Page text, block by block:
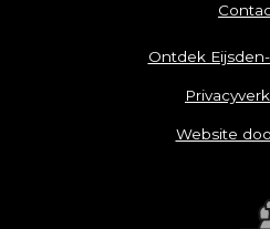
Ontdek
Website